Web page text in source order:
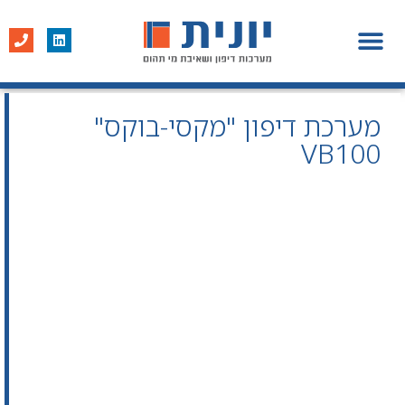
מערכת דיפון "מקסי-בוקס"
VB100